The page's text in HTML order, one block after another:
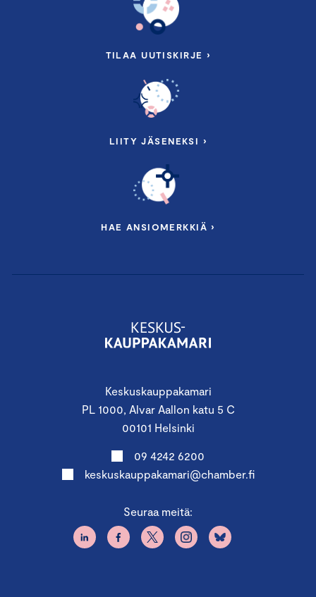
Keskuskauppakamari
PL 1000, Alvar Aallon katu 5 C
00101 Helsinki
09 4242 6200
keskuskauppakamari@chamber.fi
Seuraa meitä:
TILAA UUTISKIRJE ›
LIITY JÄSENEKSI ›
HAE ANSIOMERKKIÄ ›